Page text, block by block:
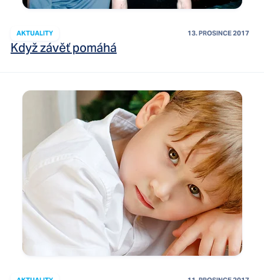
AKTUALITY 13. PROSINCE 2017
Když závěť pomáhá